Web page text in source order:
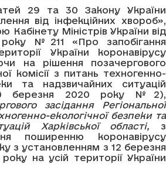
29 та 30 Закону України
від інфекційних хвороб»,
Кабінету Міністрів України від
№211 «Про запобігання
України коронавірусу
на рішення позачергового
комісії з питань техногенно-
та надзвичайних ситуацій
березня 2020 року №2),
засідання Регіональної
екологічної безпеки та
Харківської області, з
поширенню коронавірусу
з установленням з 12 березня
на усій території України